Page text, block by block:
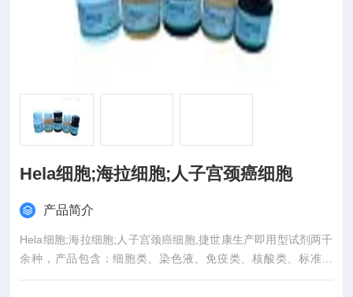
Hela细胞;海拉细胞;人子宫颈癌细胞
产品简介
Hela细胞;海拉细胞;人子宫颈癌细胞,捷世康生产即用型试剂两千
余种，产品包含：细胞类、染色液、免疫类、核酸类、标准物
质、蛋白类。如：G418溶液等、Schiff试剂、吉姆萨染色液等、